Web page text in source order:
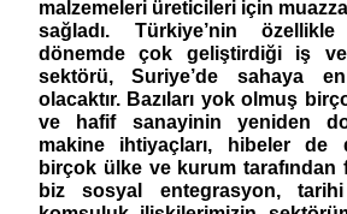
malzemeleri üreticileri için
sağladı. Türkiye’nin
dönemde çok geliştirdiği iş
sektörü, Suriye’de sahaya
olacaktır. Bazıları yok olmuş
ve hafif sanayinin yeniden
makine ihtiyaçları, hibeler de
birçok ülke ve kurum tarafından
biz sosyal entegrasyon,